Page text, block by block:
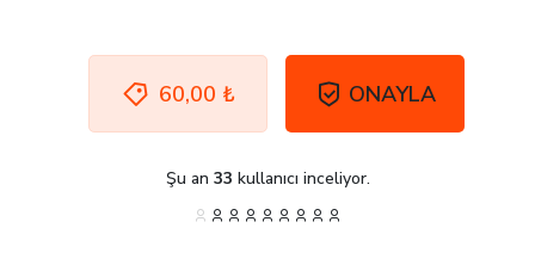
60,00 ₺ ONAYLA
Şu an 33 kullanıcı inceliyor.